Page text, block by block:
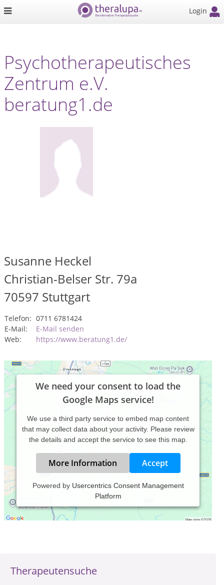
Login
Therapeutensuche
Psychotherapeutisches
Zentrum e.V.
beratung1.de
Susanne Heckel
Christian-Belser Str. 79a
70597 Stuttgart
Telefon: 0711 6781424
E-Mail:
E-Mail senden
Web:
https://www.beratung1.de/
We need your consent to load the
Google Maps service!
We use a third party service to embed map content
that may collect data about your activity. Please review
the details and accept the service to see this map.
More Information Accept
Powered by Usercentrics Consent Management
Platform
Verantwortlich für den Inhalt des Eintrages ist: Susanne
Heckel